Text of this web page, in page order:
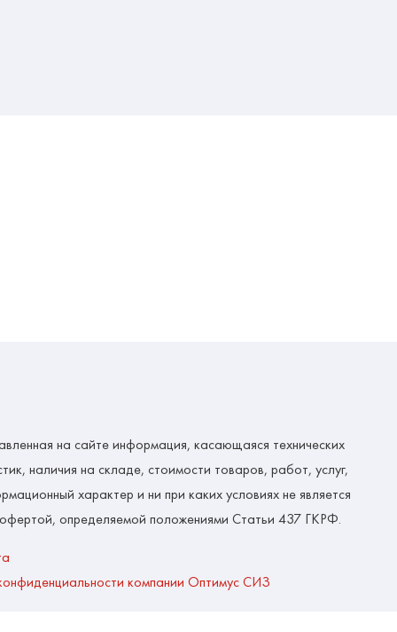
на сайте информация, касающаяся технических
наличия на складе, стоимости товаров, работ, услуг,
характер и ни при каких условиях не является
определяемой положениями Статьи 437 ГКРФ.
компании Оптимус СИЗ